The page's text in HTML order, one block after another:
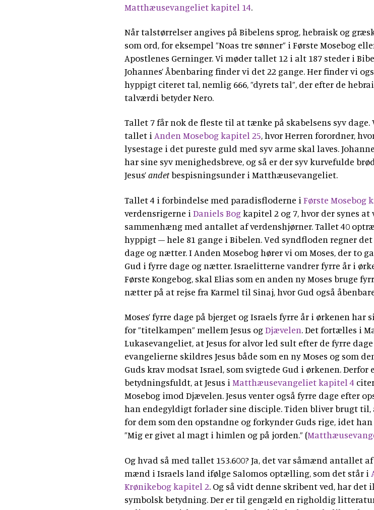
Matthæusevangeliet kapitel 14.
Når talstørrelser angives på Bibelens sprog, hebraisk og
som ord, for eksempel ”Noas tre sønner” i Første Mosebog
Apostlenes Gerninger. Vi møder tallet 12 i alt 187 steder i
Johannes’ Åbenbaring finder vi det 22 gange. Her finder vi
hyppigt citeret tal, nemlig 666, ”dyrets tal”, der efter de
talværdi betyder Nero.
Tallet 7 får nok de fleste til at tænke på skabelsens syv dage.
tallet i Anden Mosebog kapitel 25, hvor Herren forordner,
lysestage i det pureste guld med syv arme skal laves.
har sine syv menighedsbreve, og så er der syv kurvefulde
Jesus’andetbespisningsunder i Matthæusevangeliet.
Tallet 4 i forbindelse med paradisfloderne i Første Mosebog
verdensrigerne i Daniels Bogkapitel 2 og 7, hvor der synes at
sammenhæng med antallet af verdenshjørner. Tallet 40
hyppigt – hele 81 gange i Bibelen. Ved syndfloden regner
dage og nætter. I Anden Mosebog hører vi om Moses, der to
Gud i fyrre dage og nætter. Israelitterne vandrer fyrre år i
Første Kongebog, skal Elias som en anden ny Moses bruge
nætter på at rejse fra Karmel til Sinaj, hvor Gud også
Moses’ fyrre dage på bjerget og Israels fyrre år i ørkenen har
for ”titelkampen” mellem Jesus ogDjævelen. Det fortælles i
Lukasevangeliet, at Jesus for alvor led sult efter de fyrre
evangelierne skildres Jesus både som en ny Moses og som
Guds krav modsat Israel, som svigtede Gud i ørkenen. Derfor
betydningsfuldt, at Jesus i Matthæusevangeliet kapitel 4
Mosebog imod Djævelen. Jesus venter også fyrre dage efter
han endegyldigt forlader sine disciple. Tiden bliver brugt til,
for dem som den opstandne og forkynder Guds rige, idet
”Mig er givet al magt i himlen og på jorden.” (
Og hvad så med tallet 153.600? Ja, det var såmænd antallet
mænd i Israels land ifølge Salomos optælling, som det står i
Krønikebog kapitel 2. Og så vidt denne skribent ved, har det
symbolsk betydning. Der er til gengæld en righoldig